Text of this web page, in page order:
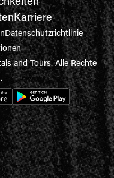
Karriere
Datenschutzrichtlinie
and Tours. Alle Rechte